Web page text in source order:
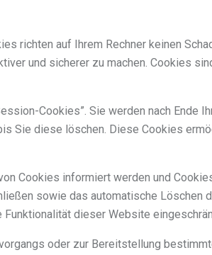
richten auf Ihrem Rechner keinen
und sicherer zu machen. Cookies
Cookies”. Sie werden nach Ende
Sie diese löschen. Diese Cookies
Cookies informiert werden und
sowie das automatische Löschen
dieser Website
oder zur Bereitstellung